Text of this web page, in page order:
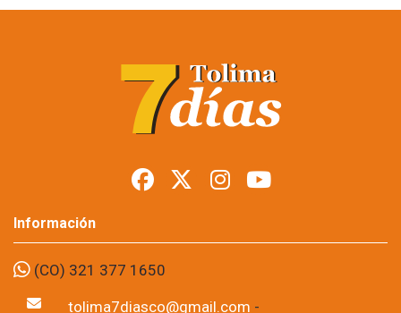
armas en Tolima
durante posesión
presidencial
Foto: suministrada a Tolima7Días.